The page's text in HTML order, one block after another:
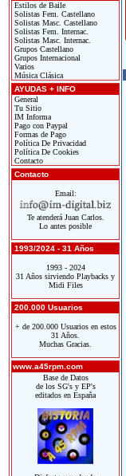
Estilos de Baile
Solistas Fem. Castellano
Solistas Masc. Castellano
Solistas Fem. Internac.
Solistas Masc. Internac.
Grupos Castellano
Grupos Internacional
Varios
Música Clásica
AYUDAS + INFO
General
Tu Sitio
IM Informa
Pago con Paypal
Formas de Pago
Política De Privacidad
Política De Cookies
Contacto
Contacto
Email:
Te atenderá Juan Carlos.
Lo antes posible
1993/2024 - 31 Años
1993 - 2024
31 Años sirviendo Playbacks y
Midi Files
200.000 Usuarios
+ de 200.000 Usuarios en estos
31 Años.
Muchas Gracias.
www.a45rpm.com
Base de Datos
de los SG's y EP's
editados en España